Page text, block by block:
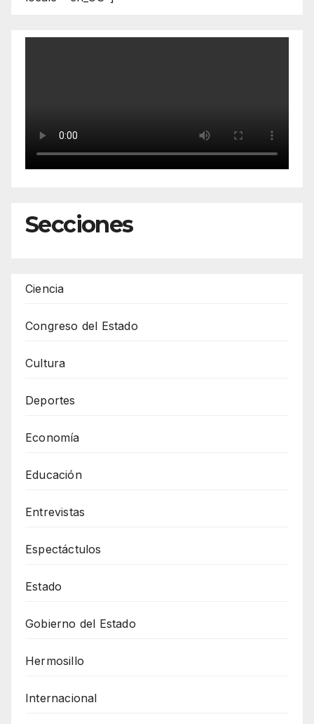
Secciones
Ciencia
Congreso del Estado
Cultura
Deportes
Economía
Educación
Entrevistas
Espectáctulos
Estado
Gobierno del Estado
Hermosillo
Internacional